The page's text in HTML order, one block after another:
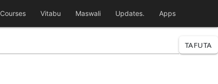
Courses Vitabu Maswali Updates. Apps
TAFUTA